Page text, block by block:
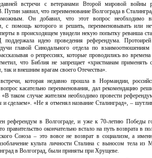
встречи с ветеранами Второй мировой войны
Путин заявил, что переименование Волгограда в
Он добавил, что этот вопрос необходимо
с помощь которого и решить, переименовывать или
в происходящем увидели некую попытку реванша
идею проведения референдума.
главой Синодального отдела по
о репрессиях, которые проводились во
что Библия не запрещает «христианам применять
так и внешним врагам своего Отечества».
которая недавно прошла в Нормандии,
касательно переименования, дал рекомендацию
таком случае жителям необходимо провести
сделаем». «Не я отменял название Сталинград», –
референдум в Волгограде, и уже к 70-летию Победы
окончательно встало на путь возврата в
Союза – это вовсе не возврат в социализм, а
культа личности Сталина с выносом тела из
в Волгоград, были приняты при Хрущеве.